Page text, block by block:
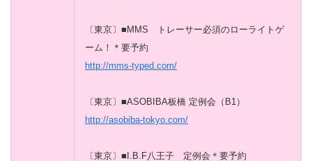
〔東京〕■MMS トレーサー必須のローライトゲ
ーム！＊要予約
http://mms-typed.com/
〔東京〕■ASOBIBA板橋 定例会（B1）
http://asobiba-tokyo.com/
〔東京〕■I.B.F八王子 定例会＊要予約